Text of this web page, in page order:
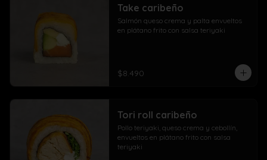
Take caribeño
Salmón queso crema y palta envueltos
en plátano frito con salsa teriyaki
$8.490
Tori roll caribeño
Pollo teriyaki, queso crema y cebollín,
envueltos en plátano frito con salsa
teriyaki